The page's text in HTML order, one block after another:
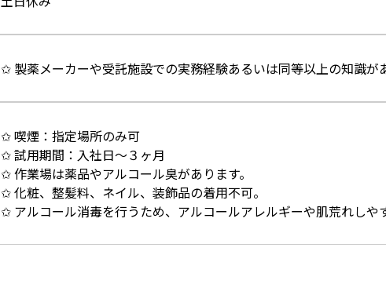
✩ 製薬メーカーや受託施設での実務経験あるいは同等以上の知識が
✩ 喫煙：指定場所のみ可
✩ 試用期間：入社日～３ヶ月
✩ 作業場は薬品やアルコール臭があります。
✩ 化粧、整髪料、ネイル、装飾品の着用不可。
✩ アルコール消毒を行うため、アルコールアレルギーや肌荒れしや